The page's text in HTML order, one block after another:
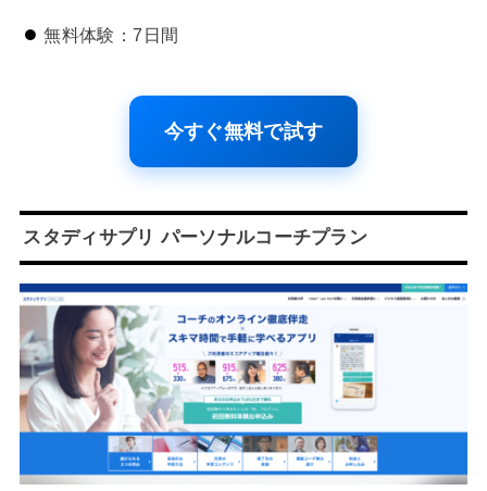
無料体験：7日間
今すぐ無料で試す
スタディサプリ パーソナルコーチプラン